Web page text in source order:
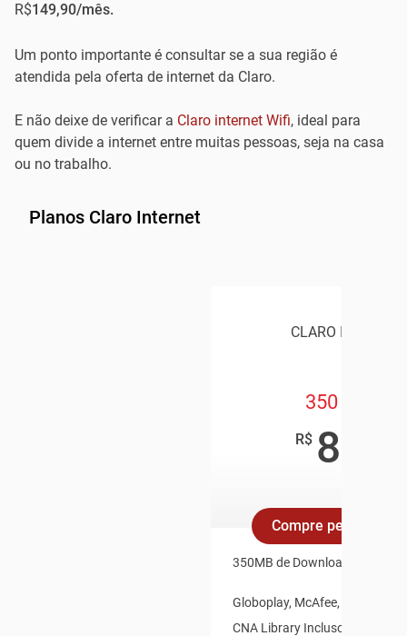
R$149,90/mês.
Um ponto importante é consultar se a sua região é
atendida pela oferta de internet da Claro.
E não deixe de verificar a Claro internet Wifi, ideal para
quem divide a internet entre muitas pessoas, seja na casa
ou no trabalho.
Planos Claro Internet
CLARO INTERNET
350 Mega
R$ 89
Compre pelo
350MB de Download e 35MB
Globoplay, McAfee, Claro
CNA Library Inclusos